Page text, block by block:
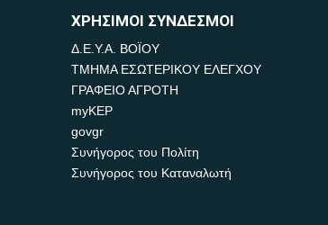
ΧΡΗΣΙΜΟΙ ΣΥΝΔΕΣΜΟΙ
Δ.Ε.Υ.Α. ΒΟΪΟΥ
ΤΜΗΜΑ ΕΣΩΤΕΡΙΚΟΥ ΕΛΕΓΧΟΥ
ΓΡΑΦΕΙΟ ΑΓΡΟΤΗ
myKEP
govgr
Συνήγορος του Πολίτη
Συνήγορος του Καταναλωτή